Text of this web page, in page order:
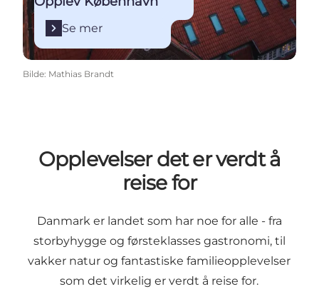
Se mer
Bilde: Mathias Brandt
Opplevelser det er verdt å
reise for
Danmark er landet som har noe for alle - fra
storbyhygge og førsteklasses gastronomi, til
vakker natur og fantastiske familieopplevelser
som det virkelig er verdt å reise for.